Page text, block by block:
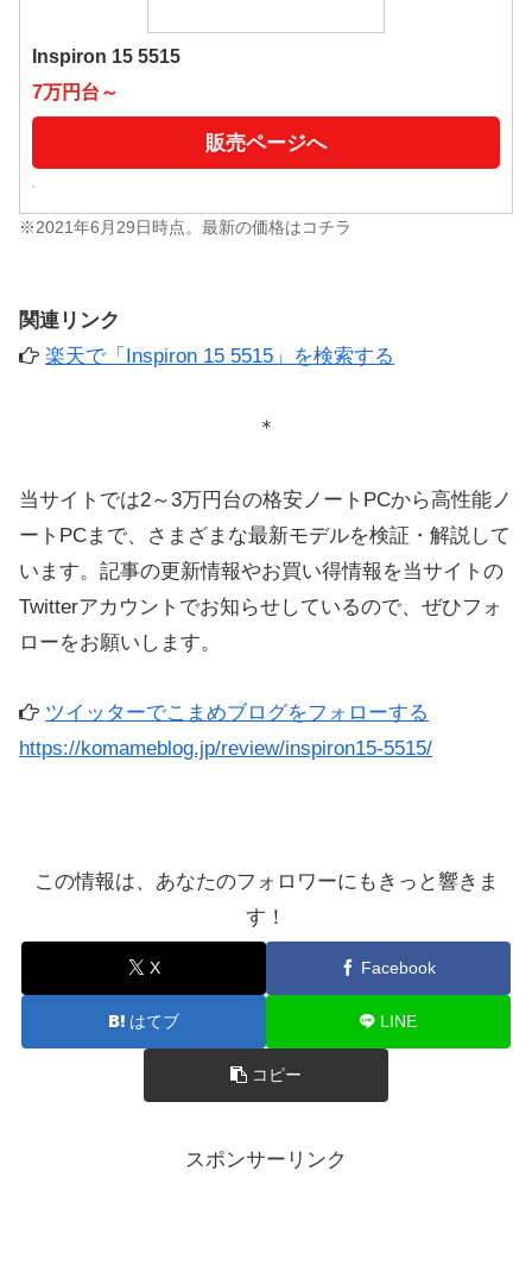
Inspiron 15 5515
7万円台～
販売ページへ
※2021年6月29日時点。最新の価格はコチラ
関連リンク
楽天で「Inspiron 15 5515」を検索する
＊
当サイトでは2～3万円台の格安ノートPCから高性能ノ
ートPCまで、さまざまな最新モデルを検証・解説して
います。記事の更新情報やお買い得情報を当サイトの
Twitterアカウントでお知らせしているので、ぜひフォ
ローをお願いします。
ツイッターでこまめブログをフォローする
https://komameblog.jp/review/inspiron15-5515/
この情報は、あなたのフォロワーにもきっと響きま
す！
X Facebook
はてブ LINE
コピー
スポンサーリンク